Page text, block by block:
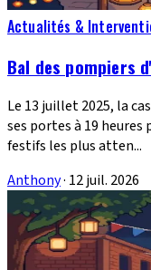
Actualités &
Bal des pompiers
Le 13 juillet 2025, la
ses portes à 19
festifs les plus atten...
Anthony· 12 juil. 2026